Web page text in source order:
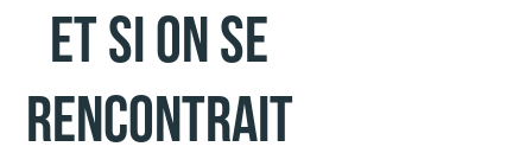
Et si on se
rencontrait